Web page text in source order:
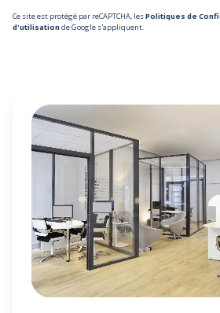
Ce site est protégé par reCAPTCHA, lesPolitiques de
d'utilisationde Google s'appliquent.